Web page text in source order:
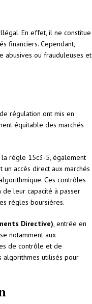
En effet, il ne constitue
financiers. Cependant,
abusives ou frauduleuses et
régulation ont mis en
équitable des marchés
règle 15c3-5, également
accès direct aux marchés
Ces contrôles
leur capacité à passer
règles boursières.
Directive), entrée en
notamment aux
de contrôle et de
algorithmes utilisés pour